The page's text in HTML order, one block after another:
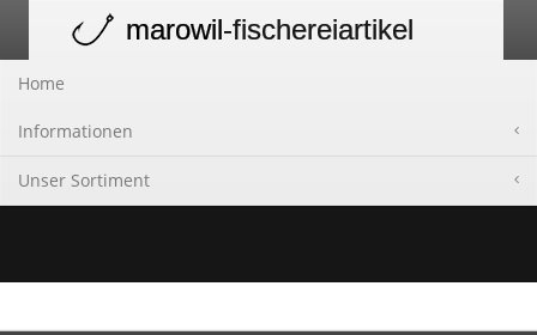
navigation
marowil-fischereiartikel
Home
Informationen
Unser Sortiment